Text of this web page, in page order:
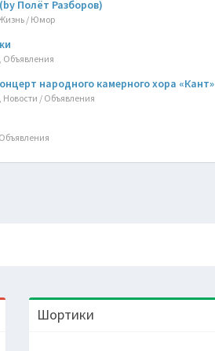
Полёт Разборов)
Жизнь / Юмор
Объявления
народного камерного хора «Кант»
Новости / Объявления
Шортики